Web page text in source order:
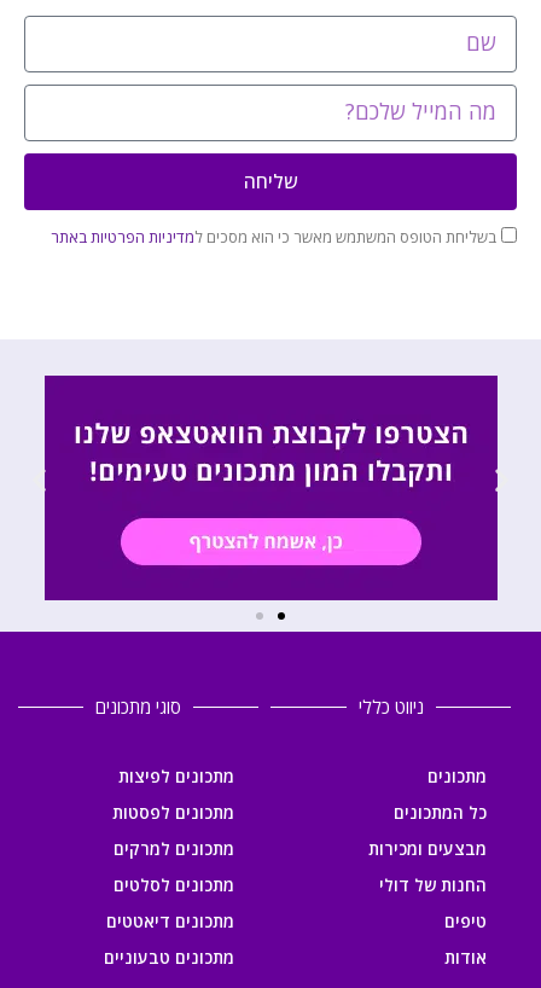
בשליחת הטופס המשתמש מאשר כי הוא מסכים למדיניות הפרטיות באתר
שליחה
ניווט כללי
מתכונים
כל המתכונים
מבצעים ומכירות
החנות של דולי
טיפים
אודות
סוגי מתכונים
מתכונים לפיצות
מתכונים לפסטות
מתכונים למרקים
מתכונים לסלטים
מתכונים דיאטטים
מתכונים טבעוניים